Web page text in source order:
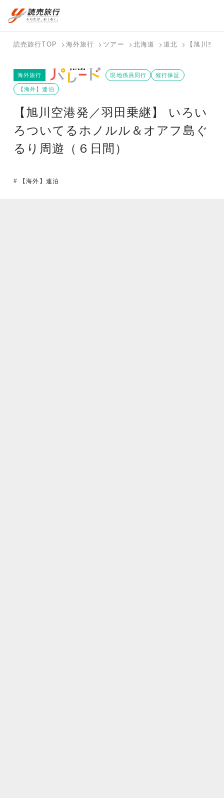
国内旅行トップ
バスツアー
を探す
個人旅行
（ブーケ）を探す
ら探す
探す
す
海外旅行トップ
海外特集か
ら探す
テーマから
探す
す
読売旅行TOP 海外旅行 ツアー 北海道 道北 【旭川空
【旭川空港発／羽田乗継】 いろい
ろついてるホノルル＆オアフ島ぐ
るり周遊（６日間）
海外旅行 現地係員同行 催行保証
【海外】連泊
# 【海外】連泊